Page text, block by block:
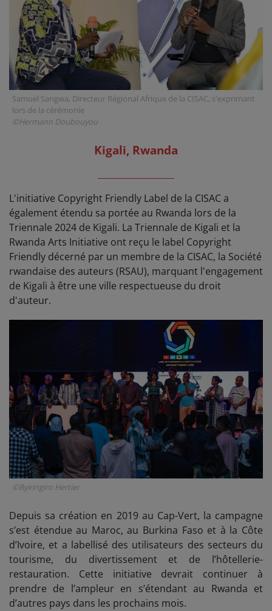
Samuel Sangwa, Directeur Régional Afrique de la CISAC, s'exprimant
lors de la cérémonie
©Hermann Doubouyou
Kigali, Rwanda
L'initiative Copyright Friendly Label de la CISAC a
également étendu sa portée au Rwanda lors de la
Triennale 2024 de Kigali. La Triennale de Kigali et la
Rwanda Arts Initiative ont reçu le label Copyright
Friendly décerné par un membre de la CISAC, la Société
rwandaise des auteurs (RSAU), marquant l'engagement
de Kigali à être une ville respectueuse du droit
d'auteur.
©Byiringiro Hertier
Depuis sa création en 2019 au Cap-Vert, la campagne
s’est étendue au Maroc, au Burkina Faso et à la Côte
d’Ivoire, et a labellisé des utilisateurs des secteurs du
tourisme, du divertissement et de l’hôtellerie-
restauration. Cette initiative devrait continuer à
prendre de l’ampleur en s’étendant au Rwanda et
d’autres pays dans les prochains mois.